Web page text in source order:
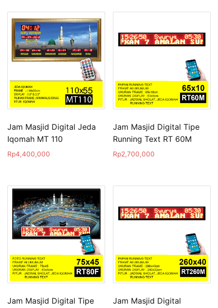
Jam Masjid Digital Jeda
Iqomah MT 110
Rp4,400,000
Jam Masjid Digital Tipe
Running Text RT 60M
Rp2,700,000
Jam Masjid Digital Tipe
Jam Masjid Digital